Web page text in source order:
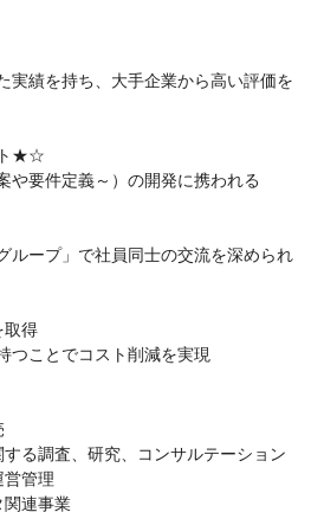
実績を持ち、大手企業から高い評価を
ト★☆
や要件定義～）の開発に携われる
ループ」で社員同士の交流を深められ
取得
つことでコスト削減を実現
る調査、研究、コンサルテーション
管理
関連事業